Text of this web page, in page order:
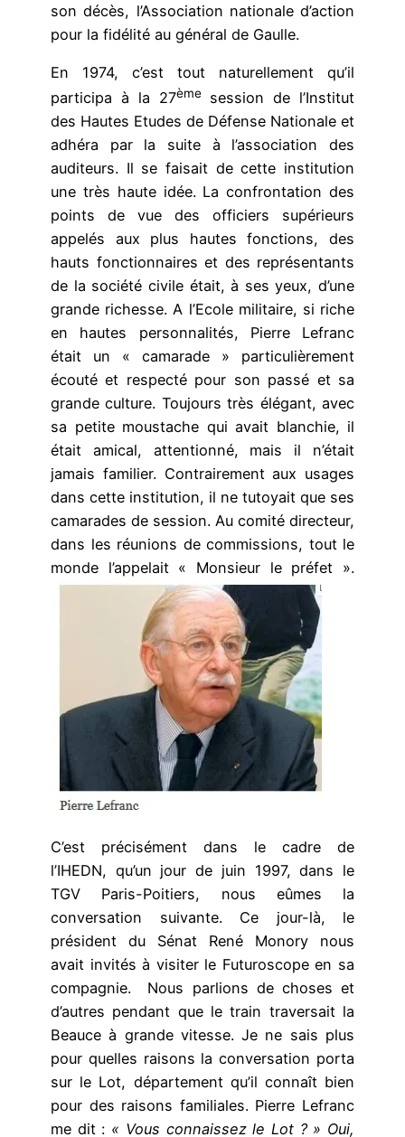
son décès, l’Association nationale d’action
pour la fidélité au général de Gaulle.
En 1974, c’est tout naturellement qu’il
participa à la 27èmesession de l’Institut
des Hautes Etudes de Défense Nationale et
adhéra par la suite à l’association des
auditeurs. Il se faisait de cette institution
une très haute idée. La confrontation des
points de vue des officiers supérieurs
appelés aux plus hautes fonctions, des
hauts fonctionnaires et des représentants
de la société civile était, à ses yeux, d’une
grande richesse. A l’Ecole militaire, si riche
en hautes personnalités, Pierre Lefranc
était un « camarade » particulièrement
écouté et respecté pour son passé et sa
grande culture. Toujours très élégant, avec
sa petite moustache qui avait blanchie, il
était amical, attentionné, mais il n’était
jamais familier. Contrairement aux usages
dans cette institution, il ne tutoyait que ses
camarades de session. Au comité directeur,
dans les réunions de commissions, tout le
monde l’appelait « Monsieur le préfet ».
C’est précisément dans le cadre de
l’IHEDN, qu’un jour de juin 1997, dans le
TGV Paris-Poitiers, nous eûmes la
conversation suivante. Ce jour-là, le
président du Sénat René Monory nous
avait invités à visiter le Futuroscope en sa
compagnie. Nous parlions de choses et
d’autres pendant que le train traversait la
Beauce à grande vitesse. Je ne sais plus
pour quelles raisons la conversation porta
sur le Lot, département qu’il connaît bien
pour des raisons familiales. Pierre Lefranc
me dit : « Vous connaissez le Lot ? » Oui,